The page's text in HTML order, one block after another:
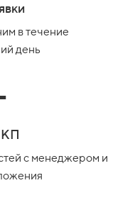
в течение
день
КП
с менеджером и